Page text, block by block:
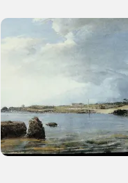
Accedi alle